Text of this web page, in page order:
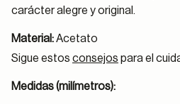
carácter alegre y original.
Material:Acetato
Sigue estos consejos para el
Medidas (milímetros):